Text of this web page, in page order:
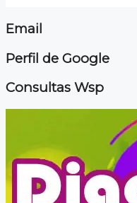
Email
Perfil de Google
Consultas Wsp